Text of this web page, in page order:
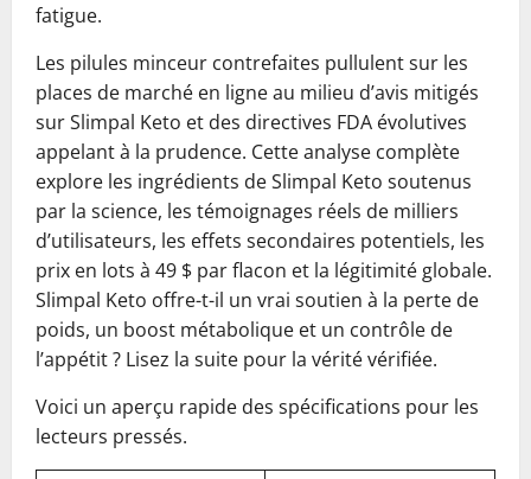
fatigue.
Les pilules minceur contrefaites pullulent sur les
places de marché en ligne au milieu d’avis mitigés
sur Slimpal Keto et des directives FDA évolutives
appelant à la prudence. Cette analyse complète
explore les ingrédients de Slimpal Keto soutenus
par la science, les témoignages réels de milliers
d’utilisateurs, les effets secondaires potentiels, les
prix en lots à 49 $ par flacon et la légitimité globale.
Slimpal Keto offre-t-il un vrai soutien à la perte de
poids, un boost métabolique et un contrôle de
l’appétit ? Lisez la suite pour la vérité vérifiée.
Voici un aperçu rapide des spécifications pour les
lecteurs pressés.